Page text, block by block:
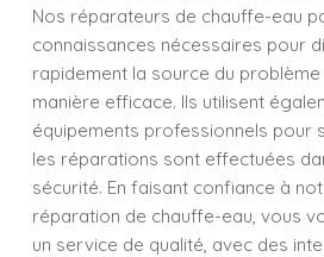
Nos réparateurs de chauffe-eau
connaissances nécessaires pour
rapidement la source du
manière efficace. Ils utilisent
équipements professionnels pour
les réparations sont effectuées
sécurité. En faisant confiance à
réparation de chauffe-eau, vous
un service de qualité, avec des